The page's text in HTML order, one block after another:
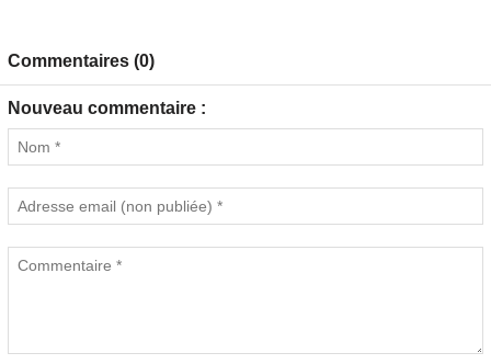
Commentaires (0)
Nouveau commentaire :